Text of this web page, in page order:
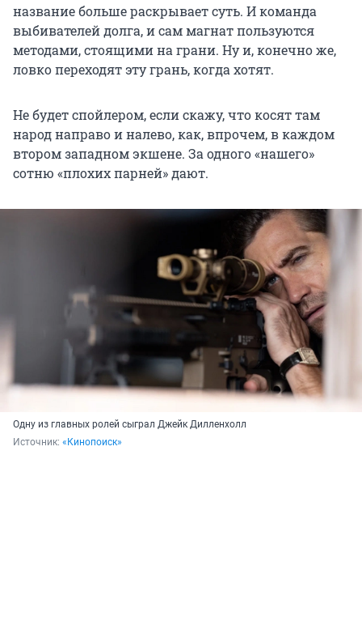
название больше раскрывает суть. И команда
выбивателей долга, и сам магнат пользуются
методами, стоящими на грани. Ну и, конечно же,
ловко переходят эту грань, когда хотят.
Не будет спойлером, если скажу, что косят там
народ направо и налево, как, впрочем, в каждом
втором западном экшене. За одного «нашего»
сотню «плохих парней» дают.
Одну из главных ролей сыграл Джейк Дилленхолл
Источник: «Кинопоиск»